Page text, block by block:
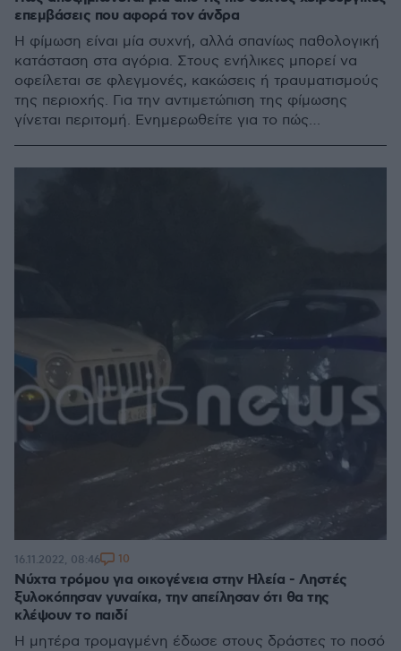
επεμβάσεις που αφορά τον άνδρα
Η φίμωση είναι μία συχνή, αλλά σπανίως παθολογική
κατάσταση στα αγόρια. Στους ενήλικες μπορεί να
οφείλεται σε φλεγμονές, κακώσεις ή τραυματισμούς
της περιοχής. Για την αντιμετώπιση της φίμωσης
γίνεται περιτομή. Ενημερωθείτε για το πώς
Νύχτα τρόμου για οικογένεια στην Ηλεία - Ληστές
ξυλοκόπησαν γυναίκα, την απείλησαν ότι θα της
κλέψουν το παιδί
Η μητέρα τρομαγμένη έδωσε στους δράστες το ποσό
16.11.2022, 08:46 10